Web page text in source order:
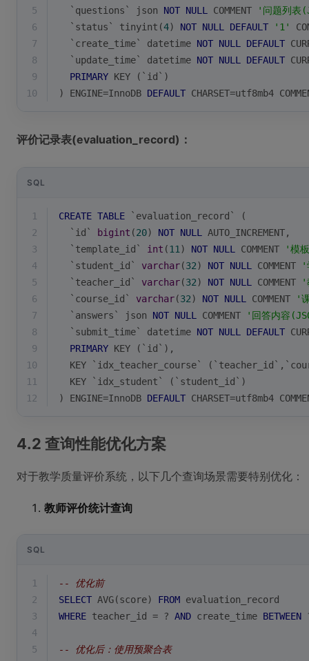
5
  `questions` json
NOT NULL COMMENT
'问题列表
6
  `status` tinyint(
4) NOT NULL DEFAULT '1'
7
  `create_time` datetime
NOT NULL DEFAULT
8
  `update_time` datetime
NOT NULL DEFAULT
9
PRIMARY KEY (`id`)
10
) ENGINE=InnoDB DEFAULT CHARSET=utf8mb4
评价记录表(evaluation_record)：
SQL
1 CREATE TABLE `evaluation_record` (
2
  `id`
bigint (20) NOT NULL
AUTO_INCREMENT,
3
  `template_id`
int (11 ) NOT NULL COMMENT
'模
4
  `student_id`
varchar(32) NOT NULL COMMENT
'
5
  `teacher_id`
varchar(32) NOT NULL COMMENT
'
6
  `course_id`
varchar(32) NOT NULL COMMENT
'
7
  `answers` json
NOT NULL COMMENT
'回答内容
8
  `submit_time` datetime
NOT NULL DEFAULT
9
PRIMARY KEY (`id`),
10
KEY `idx_teacher_course`
11
  KEY `idx_student` (`student_id`)
12
) ENGINE=InnoDB DEFAULT CHARSET=utf8mb4
4.2 查询性能优化方案
对于教学质量评价系统，以下几个查询场景需要特别优化：
教师评价统计查询
SQL
1
-- 优化前
2
SELECT AVG(score) FROM evaluation_record
3
WHERE teacher_id = ? AND create_time BETWEEN
4
5
-- 优化后：使用预聚合表